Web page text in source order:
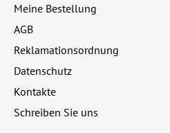
Meine Bestellung
AGB
Reklamationsordnung
Datenschutz
Kontakte
Schreiben Sie uns